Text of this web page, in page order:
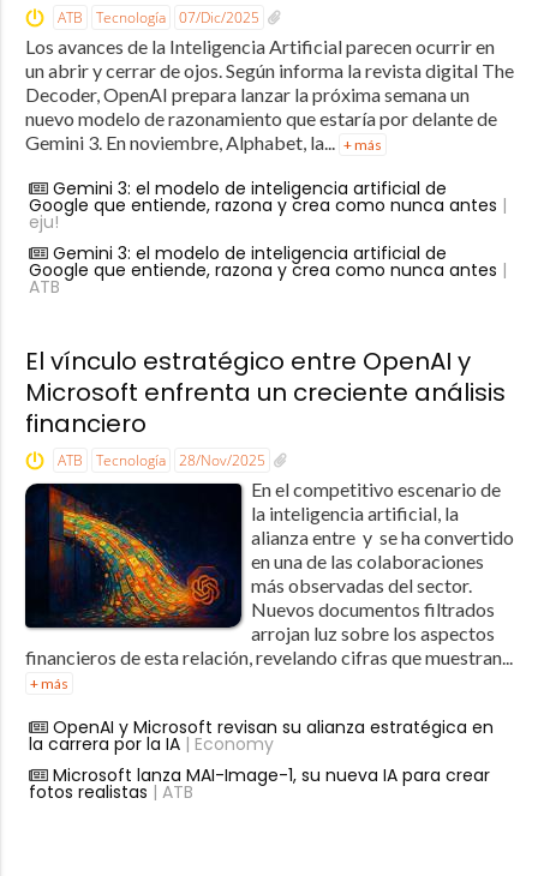
ATB Tecnología 07/Dic/2025
Los avances de la Inteligencia Artificial parecen ocurrir en
un abrir y cerrar de ojos. Según informa la revista digital The
Decoder, OpenAI prepara lanzar la próxima semana un
nuevo modelo de razonamiento que estaría por delante de
Gemini 3. En noviembre, Alphabet, la... + más
Gemini 3: el modelo de inteligencia artificial de
Google que entiende, razona y crea como nunca antes |
eju!
Gemini 3: el modelo de inteligencia artificial de
Google que entiende, razona y crea como nunca antes |
ATB
El vínculo estratégico entre OpenAI y
Microsoft enfrenta un creciente análisis
financiero
ATB Tecnología 28/Nov/2025
En el competitivo escenario de
la inteligencia artificial, la
alianza entre y se ha convertido
en una de las colaboraciones
más observadas del sector.
Nuevos documentos filtrados
arrojan luz sobre los aspectos
financieros de esta relación, revelando cifras que muestran...
+ más
OpenAI y Microsoft revisan su alianza estratégica en
la carrera por la IA| Economy
Microsoft lanza MAI-Image-1, su nueva IA para crear
fotos realistas | ATB